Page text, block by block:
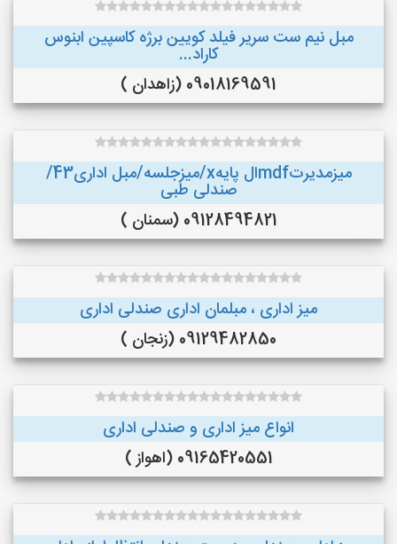
مبل نیم ست سریر فیلد کویین برژه کاسپین ابنوس
کاراد...
09018169591 (زاهدان )
میزمدیرتmdfال پایهx/میزجلسه/مبل اداری43/
صندلی طبی
09128494821 (سمنان )
میز اداری ، مبلمان اداری صندلی اداری
09129482850 (زنجان )
انواع میز اداری و صندلی اداری
09165420551 (اهواز )